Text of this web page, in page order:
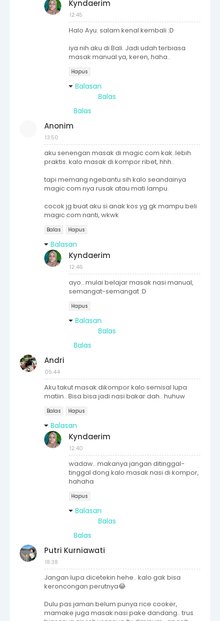
Kyndaerim
12:45
Halo Ayu. salam kenal kembali :D
iya nih aku di Bali. Jadi udah terbiasa
masak manual ya, keren, haha..
Hapus
Balasan
Balas
Balas
Anonim
13:50
aku senengan masak di magic com kak. lebih
praktis. kalo masak di kompor ribet, hhh..
tapi memang ngebantu sih kalo seandainya
magic com nya rusak atau mati lampu.
cocok jg buat aku si anak kos yg gk mampu beli
magic com nanti, wkwk
Balas Hapus
Balasan
Kyndaerim
12:46
ayo.. mulai belajar masak nasi manual,
semangat-semangat :D
Hapus
Balasan
Balas
Balas
Andri
05:44
Aku takut masak dikompor kalo semisal lupa
matiin.. Bisa bisa jadi nasi bakar dah.. huhuw
Balas Hapus
Balasan
Kyndaerim
12:40
wadaw.. makanya jangan ditinggal-
tinggal dong kalo masak nasi di kompor,
hahaha
Hapus
Balasan
Balas
Balas
Putri Kurniawati
18:38
Jangan lupa dicetekin hehe.. kalo gak bisa
keroncongan perutnya😂
Dulu pas jaman belum punya rice cooker,
mamake juga masak nasi pake dandang.. trus